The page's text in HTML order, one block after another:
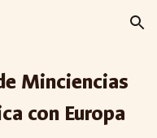
Skip to navigation
Minciencias
con Europa